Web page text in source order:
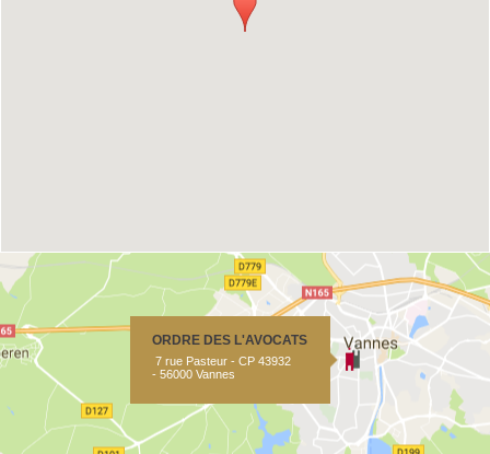
ORDRE DES L'AVOCATS
7 rue Pasteur - CP 43932
- 56000 Vannes